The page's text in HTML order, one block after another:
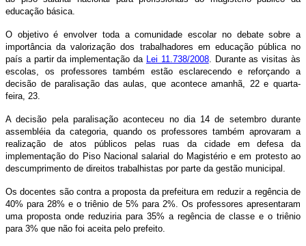
educação básica
O objetivo é envolver toda a comunidade escolar no debate sobre a
importância da valorização dos trabalhadores em educação pública no
país a partir da implementação da
Lei 11.738/2008. Durante as visitas às
escolas, os professores também estão esclarecendo e reforçando a
decisão de paralisação das aulas, que acontece amanhã, 22 e quarta-
feira, 23.
A decisão pela paralisação aconteceu no dia 14 de setembro durante
assembléia da categoria, quando os professores também aprovaram a
realização de atos públicos pelas ruas da cidade em defesa da
implementação do Piso Nacional salarial do Magistério e em protesto ao
descumprimento de direitos trabalhistas por parte da gestão municipal.
Os docentes são contra a proposta da prefeitura em reduzir a regência de
40% para 28% e o triênio de 5% para 2%. Os professores apresentaram
uma proposta onde reduziria para 35% a regência de classe e o triênio
para 3% que não foi aceita pelo prefeito.